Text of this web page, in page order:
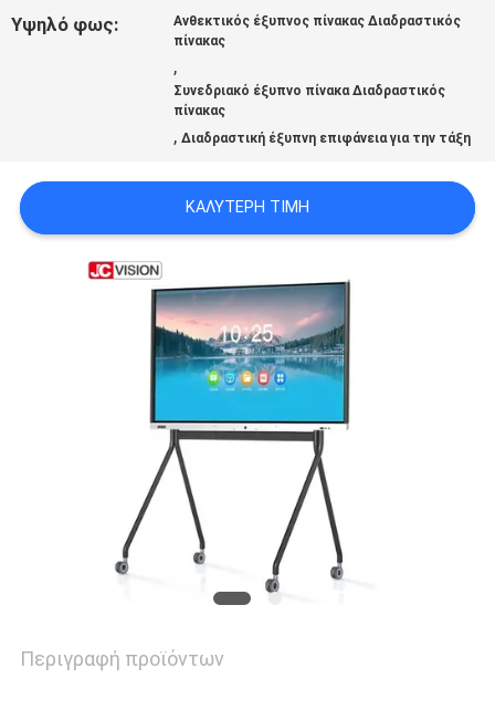
ΖΗΤΉΣΤΕ
SITEMAP
ΠΟΛΙΤΙΚΉ
ΑΠΟΡΡΉΤΟΥ
Υψηλό φως:
Ανθεκτικός έξυπνος πίνακας Διαδραστικός
πίνακας
,
Συνεδριακό έξυπνο πίνακα Διαδραστικός
πίνακας
,Διαδραστική έξυπνη επιφάνεια για την τάξη
ΚΑΛΎΤΕΡΗ ΤΙΜΉ
Περιγραφή προϊόντων